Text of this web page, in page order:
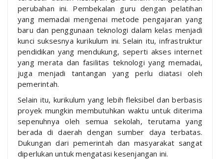
perubahan ini. Pembekalan guru dengan pelatihan
yang memadai mengenai metode pengajaran yang
baru dan penggunaan teknologi dalam kelas menjadi
kunci suksesnya kurikulum ini. Selain itu, infrastruktur
pendidikan yang mendukung, seperti akses internet
yang merata dan fasilitas teknologi yang memadai,
juga menjadi tantangan yang perlu diatasi oleh
pemerintah.
Selain itu, kurikulum yang lebih fleksibel dan berbasis
proyek mungkin membutuhkan waktu untuk diterima
sepenuhnya oleh semua sekolah, terutama yang
berada di daerah dengan sumber daya terbatas.
Dukungan dari pemerintah dan masyarakat sangat
diperlukan untuk mengatasi kesenjangan ini.